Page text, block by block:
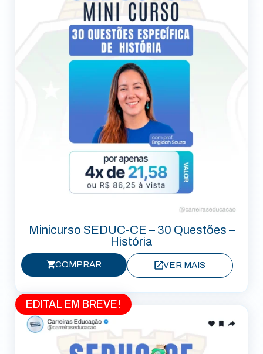
Minicurso SEDUC-CE – 30 Questões –
História
COMPRAR VER MAIS
EDITAL EM BREVE!